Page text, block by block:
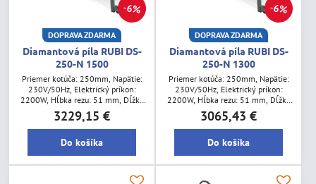
6%
DOPRAVA ZDARMA
Diamantová píla RUBI DS-
250-N 1500
Priemer kotúča: 250mm, Napätie:
230V/50Hz, Elektrický príkon:
2200W, Hĺbka rezu: 51 mm, Dĺžka
rezu: 152 cm
3229,15 €
Do košíka
6%
DOPRAVA ZDARMA
Diamantová píla RUBI DS-
250-N 1300
Priemer kotúča: 250mm, Napätie:
230V/50Hz, Elektrický príkon:
2200W, Hĺbka rezu: 51 mm, Dĺžka
rezu: 132 cm
3065,43 €
Do košíka